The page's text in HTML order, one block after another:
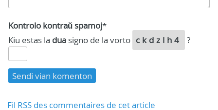
Kontrolo kontraŭ spamoj*
Kiu estas la dua signo de la vorto ckdzlh4 ?
Fil RSS des commentaires de cet article